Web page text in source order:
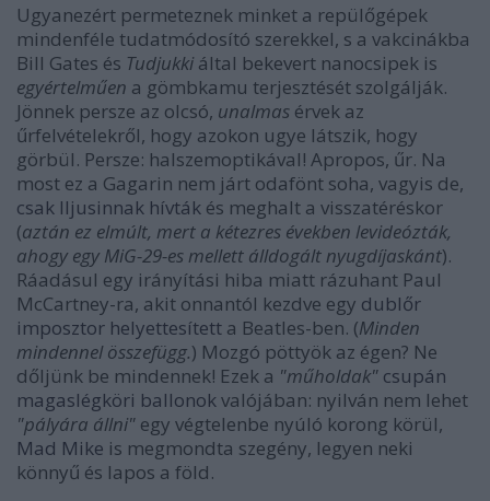
Ugyanezért permeteznek minket a repülőgépek
mindenféle tudatmódosító szerekkel, s a vakcinákba
Bill Gates és Tudjukki által bekevert nanocsipek is
egyértelműen a gömbkamu terjesztését szolgálják.
Jönnek persze az olcsó, unalmas érvek az
űrfelvételekről, hogy azokon ugye látszik, hogy
görbül. Persze: halszemoptikával! Apropos, űr. Na
most ez a Gagarin nem járt odafönt soha, vagyis de,
csak Iljusinnak hívták és meghalt a visszatéréskor
(aztán ez elmúlt, mert a kétezres években levideózták,
ahogy egy MiG-29-es mellett álldogált nyugdíjaskánt).
Ráadásul egy irányítási hiba miatt rázuhant Paul
McCartney-ra, akit onnantól kezdve egy dublőr
imposztor helyettesített a Beatles-ben. (Minden
mindennel összefügg.) Mozgó pöttyök az égen? Ne
dőljünk be mindennek! Ezek a "műholdak" csupán
magaslégköri ballonokvalójában: nyilván nem lehet
"pályára állni" egy végtelenbe nyúló korong körül,
Mad Mike is megmondta szegény, legyen neki
könnyű és lapos a föld.